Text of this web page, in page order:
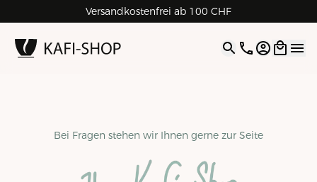
Versandkostenfrei ab 100 CHF
Rechnungskauf für Geschäftskunden
4.9| 5.0 Google
Open
Bei Fragen stehen wir Ihnen gerne zur Seite